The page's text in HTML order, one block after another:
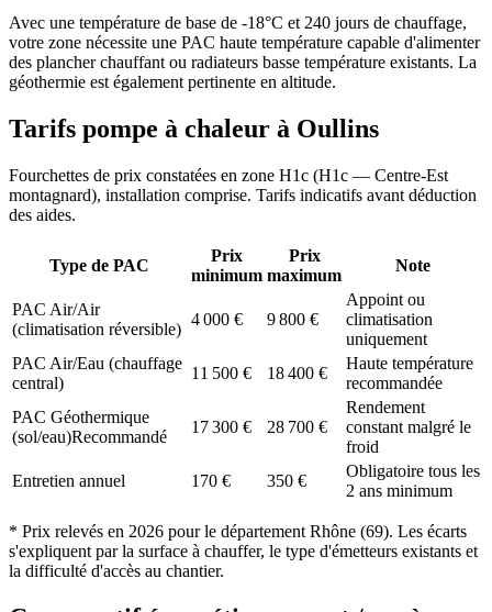
Avec une température de base de -18°C et 240 jours de chauffage,
votre zone nécessite une PAC haute température capable d'alimenter
des plancher chauffant ou radiateurs basse température existants. La
géothermie est également pertinente en altitude.
Tarifs pompe à chaleur à Oullins
Fourchettes de prix constatées en zone H1c (H1c — Centre-Est
montagnard), installation comprise. Tarifs indicatifs avant déduction
des aides.
Type de PAC
Prix
minimum
Prix
maximum
Note
PAC Air/Air
(climatisation réversible)
4 000 € 9 800 €
Appoint ou
climatisation
uniquement
PAC Air/Eau (chauffage
central)
11 500 € 18 400 €
Haute température
recommandée
PAC Géothermique
(sol/eau)Recommandé
17 300 € 28 700 €
Rendement
constant malgré le
froid
Entretien annuel
170 € 350 €
Obligatoire tous les
2 ans minimum
* Prix relevés en 2026 pour le département Rhône (69). Les écarts
s'expliquent par la surface à chauffer, le type d'émetteurs existants et
la difficulté d'accès au chantier.